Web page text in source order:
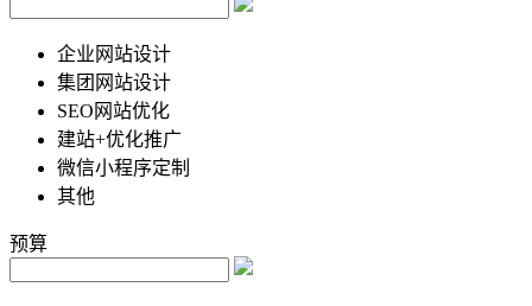
企业网站设计
集团网站设计
SEO网站优化
建站+优化推广
微信小程序定制
其他
预算